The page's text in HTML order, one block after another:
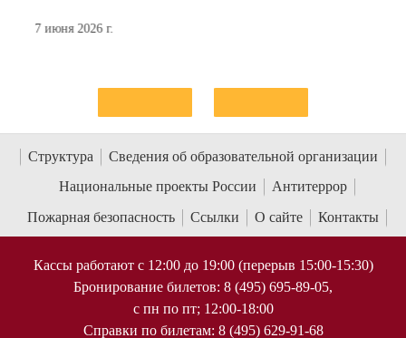
Структура
Сведения об образовательной организации
Национальные проекты России
Антитеррор
Пожарная безопасность
Ссылки О сайте Контакты
Кассы работают с 12:00 до 19:00 (перерыв 15:00-15:30)
Бронирование билетов: 8 (495) 695-89-05,
с пн по пт; 12:00-18:00
Справки по билетам: 8 (495) 629-91-68